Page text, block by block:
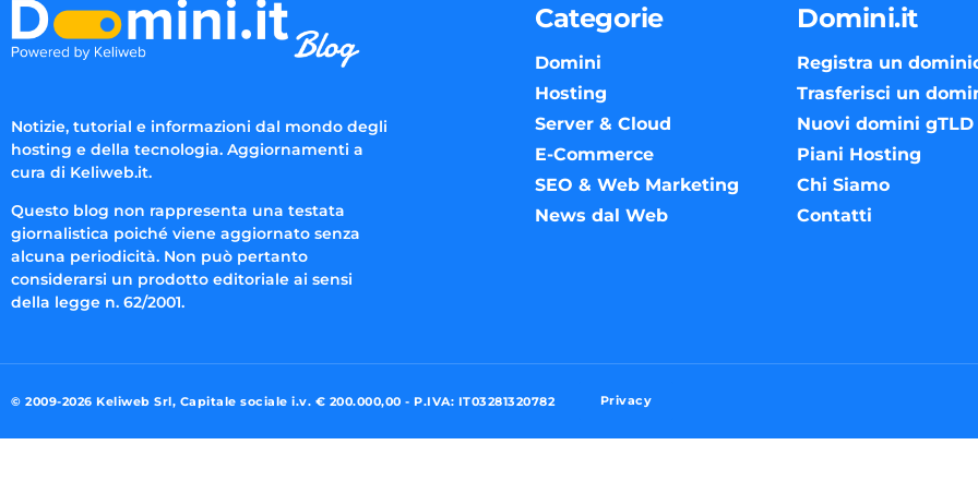
Notizie, tutorial e informazioni dal mondo degli
hosting e della tecnologia. Aggiornamenti a
cura di Keliweb.it.
Questo blog non rappresenta una testata
giornalistica poiché viene aggiornato senza
alcuna periodicità. Non può pertanto
considerarsi un prodotto editoriale ai sensi
della legge n. 62/2001.
Categorie
Domini
Hosting
Server & Cloud
E-Commerce
SEO & Web Marketing
News dal Web
Domini.it
Registra un
Trasferisci un
Nuovi domini gTLD
Piani Hosting
Chi Siamo
Contatti
© 2009-2026 Keliweb Srl, Capitale sociale i.v. € 200.000,00 - P.IVA: IT03281320782 Privacy